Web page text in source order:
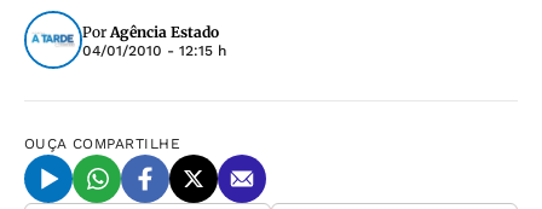
PorAgência Estado
04/01/2010 - 12:15 h
OUÇA COMPARTILHE